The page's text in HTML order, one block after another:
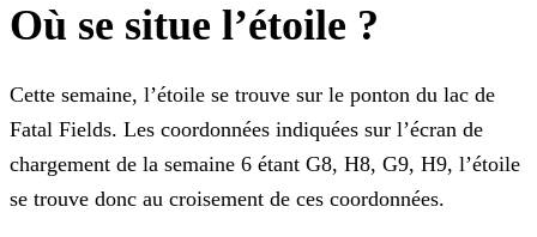
Où se situe l’étoile ?
Cette semaine, l’étoile se trouve sur le ponton du lac de
Fatal Fields. Les coordonnées indiquées sur l’écran de
chargement de la semaine 6 étant G8, H8, G9, H9, l’étoile
se trouve donc au croisement de ces coordonnées.